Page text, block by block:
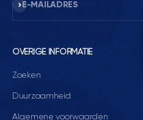
E-MAILADRES
Abonneren
OVERIGE INFORMATIE
Zoeken
Duurzaamheid
Algemene voorwaarden